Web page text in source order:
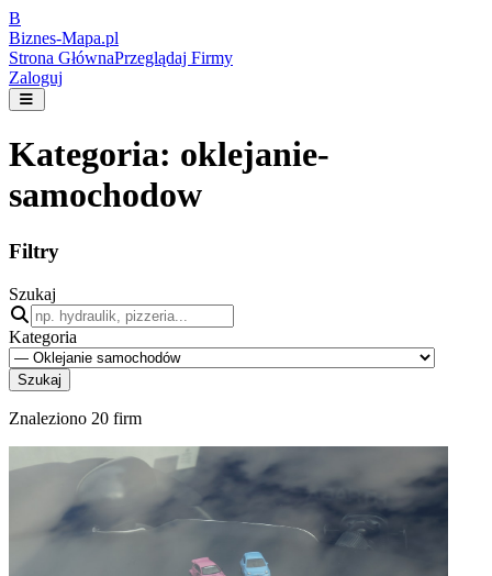
B
Biznes-Mapa.pl
Strona GłównaPrzeglądaj Firmy
Zaloguj
Kategoria: oklejanie-
samochodow
Filtry
Szukaj
Kategoria
Szukaj
Znaleziono 20 firm